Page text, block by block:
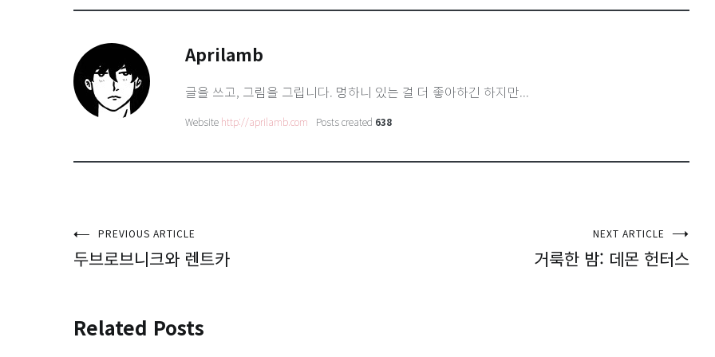
Aprilamb
글을 쓰고, 그림을 그립니다. 멍하니 있는 걸 더 좋아하긴 하지만...
Website http://aprilamb.com Posts created 638
글
색
PREVIOUS ARTICLE
두브로브니크와 렌트카
NEXT ARTICLE
거룩한 밤: 데몬 헌터스
Related Posts